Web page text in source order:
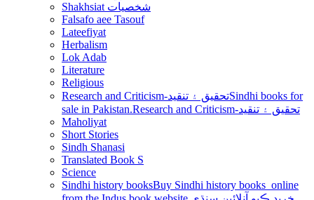
Shakhsiat شخصيات
Falsafo aee Tasouf
Lateefiyat
Herbalism
Lok Adab
Literature
Religious
Research and Criticism-تحقيق ۽ تنقيدSindhi books for
sale in Pakistan.Research and Criticism-تحقيق ۽ تنقيد
Maholiyat
Short Stories
Sindh Shanasi
Translated Book S
Science
Sindhi history booksBuy Sindhi history books online